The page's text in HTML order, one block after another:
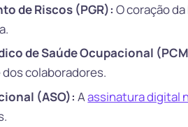
de Riscos (PGR): O coração
de Saúde Ocupacional
colaboradores.
(ASO): Aassinatura digital